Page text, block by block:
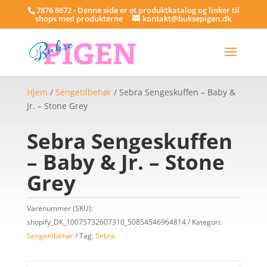
7876 8672 - Denne side er et produktkatalog og linker til
shops med produkterne kontakt@buksepigen.dk
Hjem / Sengetilbehør/ Sebra Sengeskuffen – Baby &
Jr. – Stone Grey
Sebra Sengeskuffen
– Baby & Jr. – Stone
Grey
Varenummer (SKU):
shopify_DK_10075732607310_50854546964814
Kategori:
Sengetilbehør
Tag:Sebra